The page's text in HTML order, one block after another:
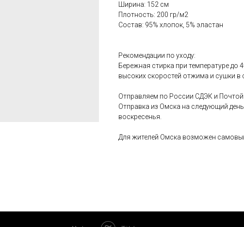
Ширина: 152 см
Плотность: 200 гр/м2
Состав: 95% хлопок, 5% эластан
Рекомендации по уходу:
Бережная стирка при температуре до
высоких скоростей отжима и сушки
Отправляем по России СДЭК и
Отправка из Омска на следующий
воскресенья.
Для жителей Омска возможен